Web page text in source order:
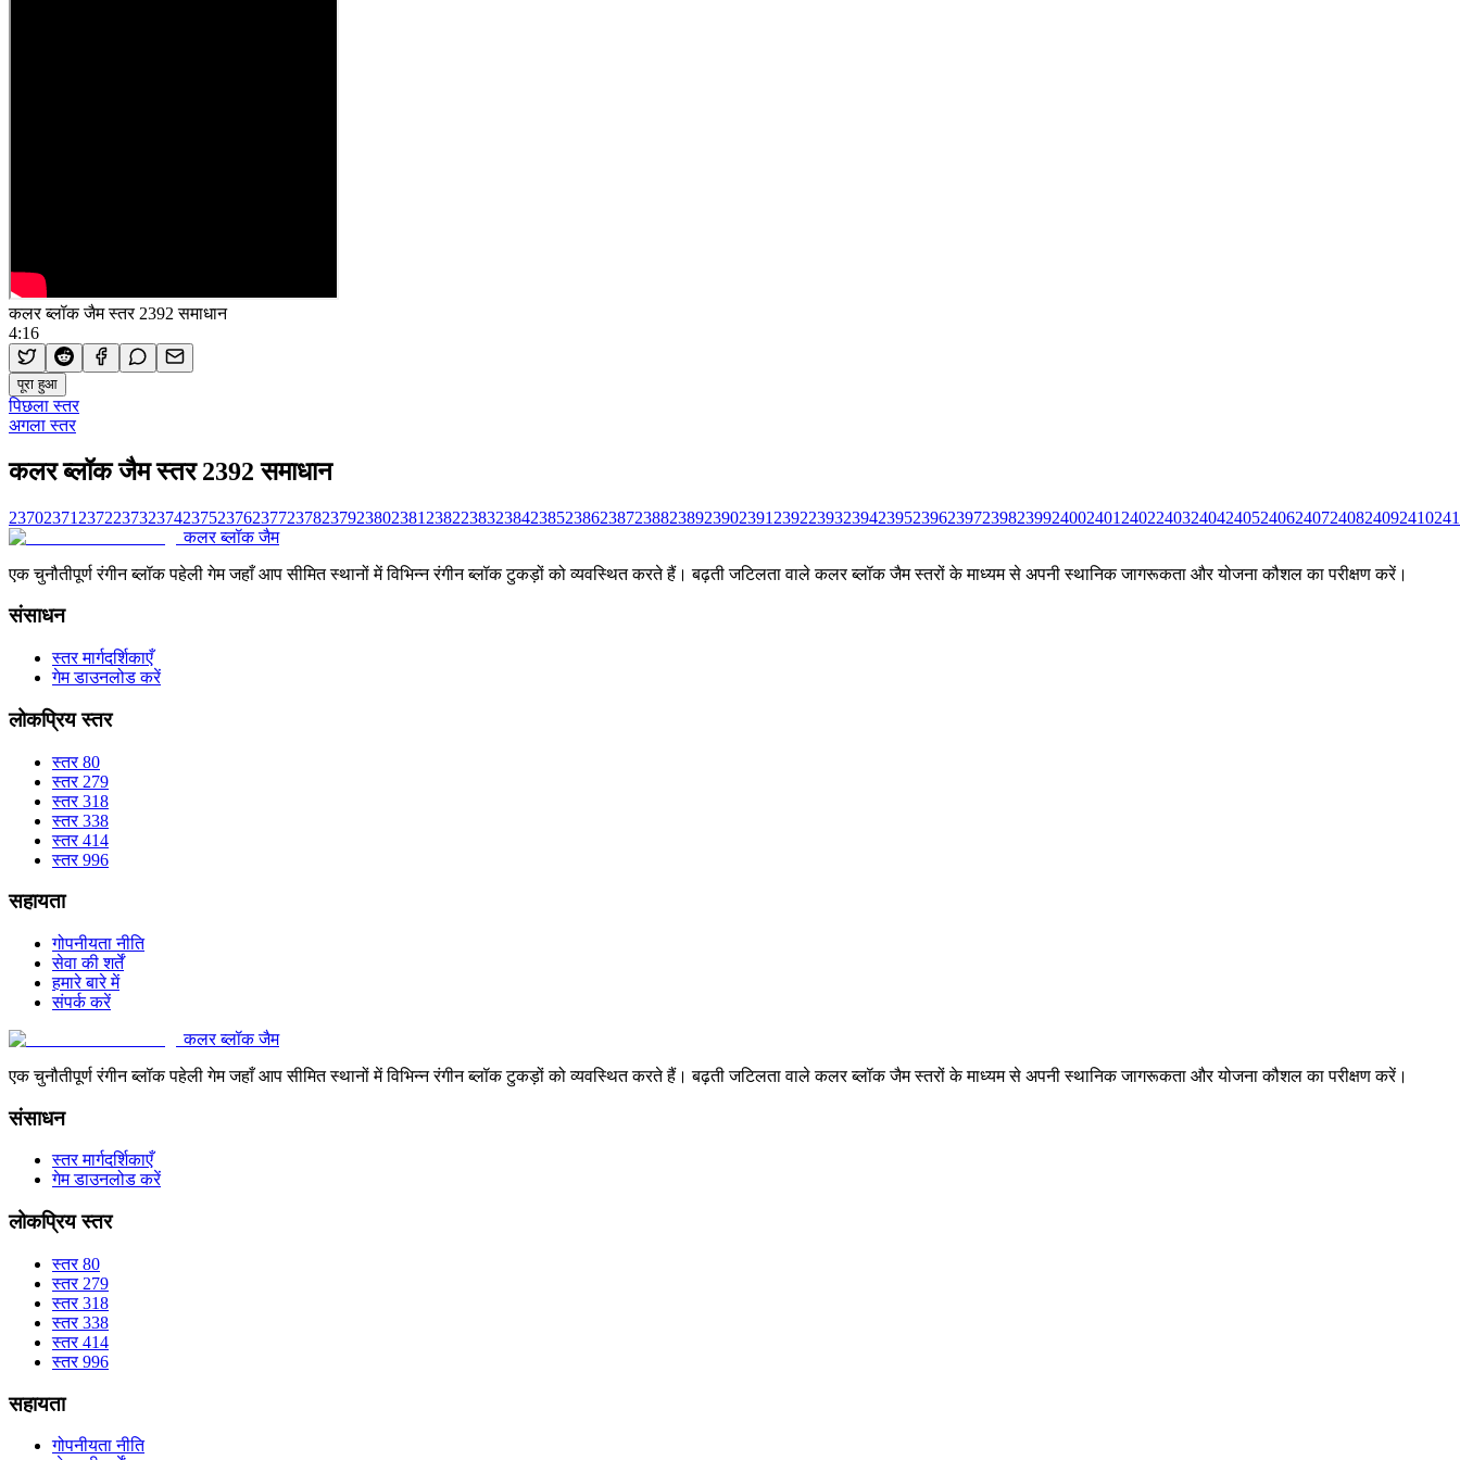
कलर ब्लॉक जैम स्तर 2392 समाधान
4:16
पूरा हुआ
पिछला स्तर
अगला स्तर
कलर ब्लॉक जैम स्तर 2392 समाधान
23702371 2372237323742375237623772378237923802381 2382238323842385238623872388238923902391 2392239323942395239623972398239924002401 240224032404240524062407240824092410
कलर ब्लॉक जैम
एक चुनौतीपूर्ण रंगीन ब्लॉक पहेली गेम जहाँ आप सीमित स्थानों में विभिन्न रंगीन ब्लॉक टुकड़ों को व्यवस्थित करते हैं। बढ़ती जटिलता वाले कलर ब्लॉक जैम स्तरों के माध्यम से अपनी स्थानिक जागरूकता और योजना कौशल का परीक्षण करें।
संसाधन
स्तर मार्गदर्शिकाएँ
गेम डाउनलोड करें
लोकप्रिय स्तर
स्तर 80
स्तर 279
स्तर 318
स्तर 338
स्तर 414
स्तर 996
सहायता
गोपनीयता नीति
सेवा की शर्तें
हमारे बारे में
संपर्क करें
कलर ब्लॉक जैम
एक चुनौतीपूर्ण रंगीन ब्लॉक पहेली गेम जहाँ आप सीमित स्थानों में विभिन्न रंगीन ब्लॉक टुकड़ों को व्यवस्थित करते हैं। बढ़ती जटिलता वाले कलर ब्लॉक जैम स्तरों के माध्यम से अपनी स्थानिक जागरूकता और योजना कौशल का परीक्षण करें।
संसाधन
स्तर मार्गदर्शिकाएँ
गेम डाउनलोड करें
लोकप्रिय स्तर
स्तर 80
स्तर 279
स्तर 318
स्तर 338
स्तर 414
स्तर 996
सहायता
गोपनीयता नीति